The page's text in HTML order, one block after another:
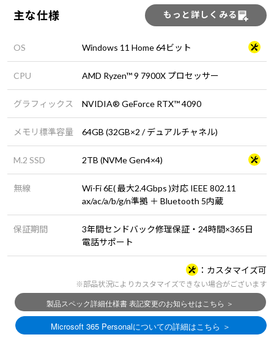
主な仕様 もっと詳しくみる
OS Windows 11 Home 64ビット
CPU AMD Ryzen™ 9 7900X プロセッサー
グラフィックス NVIDIA® GeForce RTX™ 4090
メモリ標準容量 64GB (32GB×2 / デュアルチャネル)
M.2 SSD 2TB (NVMe Gen4×4)
無線
Wi-Fi 6E( 最大2.4Gbps )対応 IEEE 802.11
ax/ac/a/b/g/n準拠 ＋ Bluetooth 5内蔵
保証期間
3年間センドバック修理保証・24時間×365日
電話サポート
カスタマイズ可
※部品状況によりカスタマイズできない場合がございます